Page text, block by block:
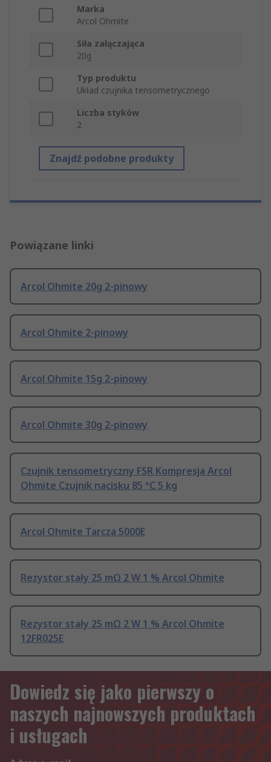
Marka
Arcol Ohmite
Siła załączająca
20g
Typ produktu
Układ czujnika tensometrycznego
Liczba styków
2
Znajdź podobne produkty
Powiązane linki
Arcol Ohmite 20g 2-pinowy
Arcol Ohmite 2-pinowy
Arcol Ohmite 15g 2-pinowy
Arcol Ohmite 30g 2-pinowy
Czujnik tensometryczny FSR Kompresja Arcol
Ohmite Czujnik nacisku 85 °C 5 kg
Arcol Ohmite Tarcza 5000E
Rezystor stały 25 mΩ 2 W 1 % Arcol Ohmite
Rezystor stały 25 mΩ 2 W 1 % Arcol Ohmite
12FR025E
Dowiedz się jako pierwszy o
naszych najnowszych produktach
i usługach